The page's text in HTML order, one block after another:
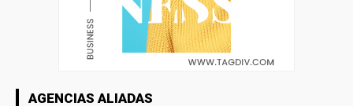
AGENCIAS ALIADAS